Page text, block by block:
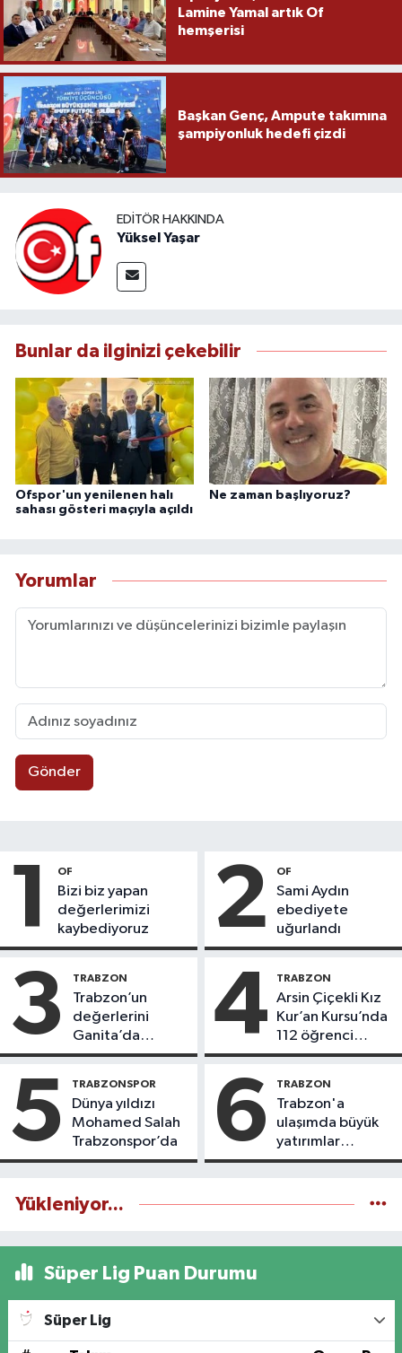
Lamine Yamal artık Of
hemşerisi
Başkan Genç, Ampute takımına
şampiyonluk hedefi çizdi
EDITÖR HAKKINDA
Yüksel Yaşar
Bunlar da ilginizi çekebilir
Ofspor'un yenilenen halı
sahası gösteri maçıyla açıldı
Ne zaman başlıyoruz?
Yorumlar
Gönder
1 OF
Bizi biz yapan
değerlerimizi
kaybediyoruz
2 OF
Sami Aydın
ebediyete
uğurlandı
3 TRABZON
Trabzon’un
değerlerini
Ganita’da
yaşatıyoruz
4 TRABZON
Arsin Çiçekli Kız
Kur’an Kursu’nda
112 öğrenci
icazet aldı
5 TRABZONSPOR
Dünya yıldızı
Mohamed Salah
Trabzonspor’da
6 TRABZON
Trabzon'a
ulaşımda büyük
yatırımlar
yapılıyor
Yükleniyor...
Süper Lig Puan Durumu
Süper Lig